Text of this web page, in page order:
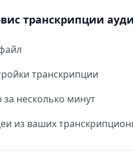
транскрипции
транскрипции
несколько минут
из ваших